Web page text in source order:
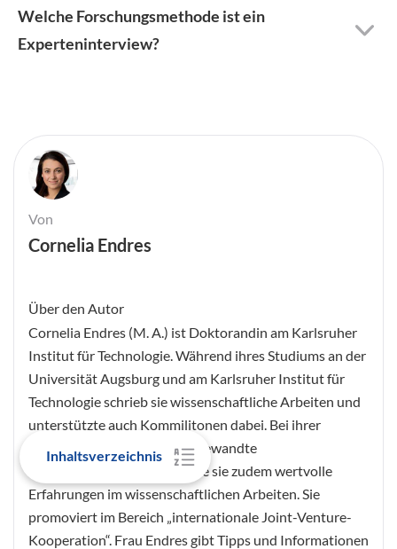
Inhaltsverzeichnis
Welche Forschungsmethode ist ein
Experteninterview?
Von
Cornelia Endres
Über den Autor
Cornelia Endres (M. A.) ist Doktorandin am Karlsruher
Institut für Technologie. Während ihres Studiums an der
Universität Augsburg und am Karlsruher Institut für
Technologie schrieb sie wissenschaftliche Arbeiten und
unterstützte auch Kommilitonen dabei. Bei ihrer
Tätigkeit am Zentrum für angewandte
Kulturwissenschaft sammelte sie zudem wertvolle
Erfahrungen im wissenschaftlichen Arbeiten. Sie
promoviert im Bereich „internationale Joint-Venture-
Kooperation“. Frau Endres gibt Tipps und Informationen